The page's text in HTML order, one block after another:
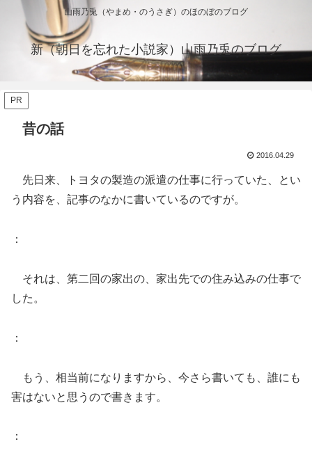
山雨乃兎（やまめ・のうさぎ）のほのぼのブログ
新（朝日を忘れた小説家）山雨乃兎のブログ
PR
昔の話
2016.04.29
先日来、トヨタの製造の派遣の仕事に行っていた、とい
う内容を、記事のなかに書いているのですが。
：
それは、第二回の家出の、家出先での住み込みの仕事で
した。
：
もう、相当前になりますから、今さら書いても、誰にも
害はないと思うので書きます。
：